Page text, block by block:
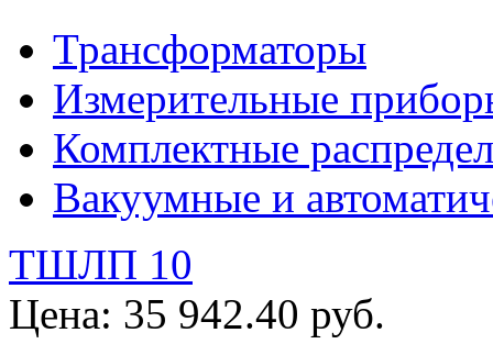
Трансформаторы
Измерительные
Комплектные
Вакуумные и
ТШЛП 10
Цена: 35 942.40 руб.